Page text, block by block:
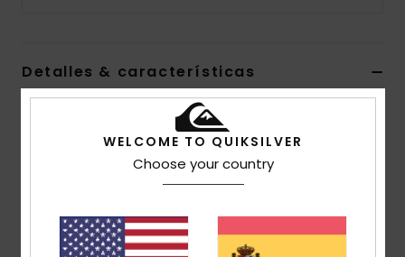
Detalles & características
Sudadera con capucha Rojo Hombre
EQYFT04450 Código de colorrrg0
Tejido:Tejido de mezcla de algodón y poliéster [280
g / m2]
WELCOME TO QUIKSILVER
Choose your country